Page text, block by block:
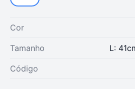
Cor
Tamanho L:
Código